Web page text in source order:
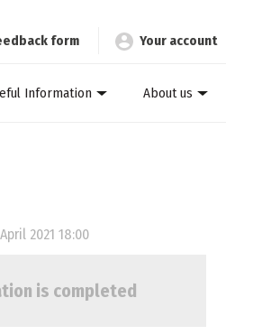
form Your account
Information About us
2021 18:00
is completed